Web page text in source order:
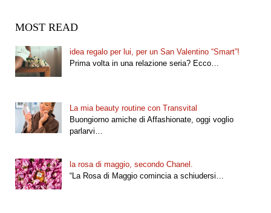
MOST READ
idea regalo per lui, per un San Valentino “Smart”!
Prima volta in una relazione seria? Ecco…
La mia beauty routine con Transvital
Buongiorno amiche di Affashionate, oggi voglio
parlarvi…
la rosa di maggio, secondo Chanel.
“La Rosa di Maggio comincia a schiudersi…